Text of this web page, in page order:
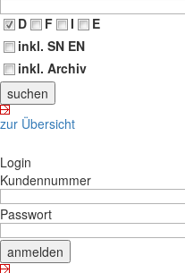
D
F I
E
inkl. SN EN
inkl. Archiv
zur Übersicht
Login
Kundennummer
Passwort